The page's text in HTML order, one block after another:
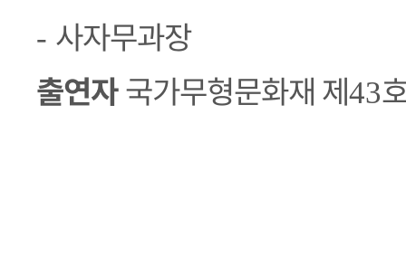
- 사자무과장
출연자국가무형문화재 제43